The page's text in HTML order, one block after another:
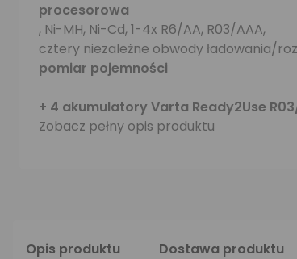
procesorowa
, Ni-MH, Ni-Cd, 1-4x R6/AA, R03/AAA,
cztery niezależne obwody ładowania/
pomiar pojemności
+ 4 akumulatory Varta Ready2Use
Zobacz pełny opis produktu
Opis produktu Dostawa produktu